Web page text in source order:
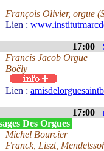
François Olivier, orgue
Lien :
17:00
Francis Jacob Orgue
Boëly
Lien :
17:00
Des Orgues
Michel Bourcier
Franck, Liszt,